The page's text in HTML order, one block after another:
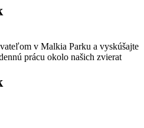
v Malkia Parku a vyskúšajte
prácu okolo našich zvierat